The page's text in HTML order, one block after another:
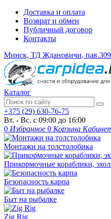
Доставка и оплата
Возврат и обмен
Публичный договор
Контакты
Минск, ТД Ждановичи, пав.309
Каталог
+375 (29) 630-76-75
Вт. - Вс. с 09:00 до 16:00
0 Избранное 0 Корзина
Монтажи на толстолобика
Прикормочные кораблики,
Безопасность карпа
Быт на рыбалке
Zig Rig